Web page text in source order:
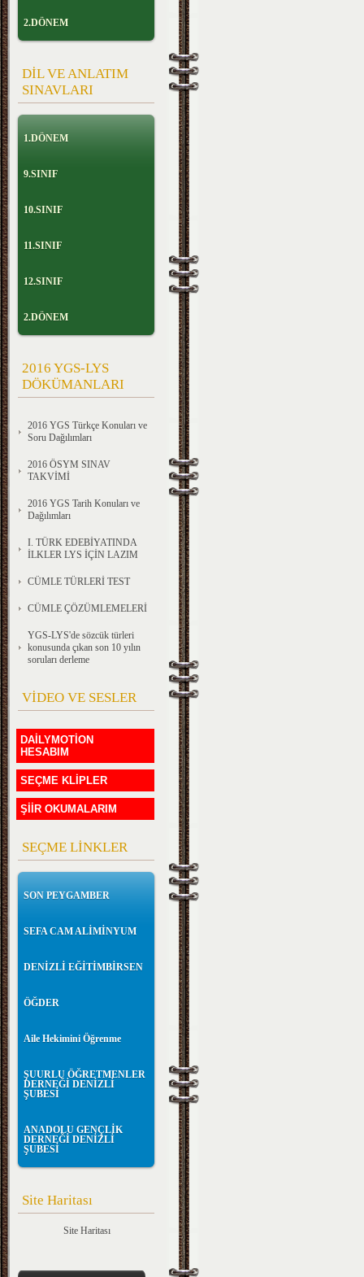
2.DÖNEM
DİL VE ANLATIM
SINAVLARI
1.DÖNEM
9.SINIF
10.SINIF
11.SINIF
12.SINIF
2.DÖNEM
2016 YGS-LYS
DÖKÜMANLARI
2016 YGS Türkçe Konuları ve
Soru Dağılımları
2016 ÖSYM SINAV
TAKVİMİ
2016 YGS Tarih Konuları ve
Dağılımları
I. TÜRK EDEBİYATINDA
İLKLER LYS İÇİN LAZIM
CÜMLE TÜRLERİ TEST
CÜMLE ÇÖZÜMLEMELERİ
YGS-LYS'de sözcük türleri
konusunda çıkan son 10 yılın
soruları derleme
VİDEO VE SESLER
DAİLYMOTİON
HESABIM
SEÇME KLİPLER
ŞİİR OKUMALARIM
SEÇME LİNKLER
SON PEYGAMBER
SEFA CAM ALİMİNYUM
DENİZLİ EĞİTİMBİRSEN
ÖĞDER
Aile Hekimini Öğrenme
ŞUURLU ÖĞRETMENLER
DERNEĞİ DENİZLİ
ŞUBESİ
ANADOLU GENÇLİK
DERNEĞİ DENİZLİ
ŞUBESİ
Site Haritası
Site Haritası